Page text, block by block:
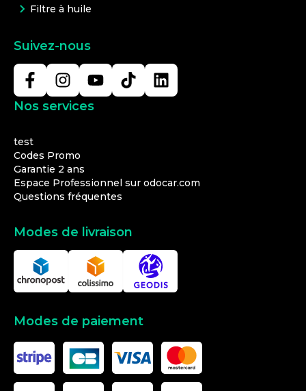
Filtre à huile
Suivez-nous
Nos services
test
Codes Promo
Garantie 2 ans
Espace Professionnel sur odocar.com
Questions fréquentes
Modes de livraison
Modes de paiement